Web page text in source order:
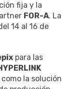
fija y la
FOR-A. La
14 al 16 de
para las
la solución